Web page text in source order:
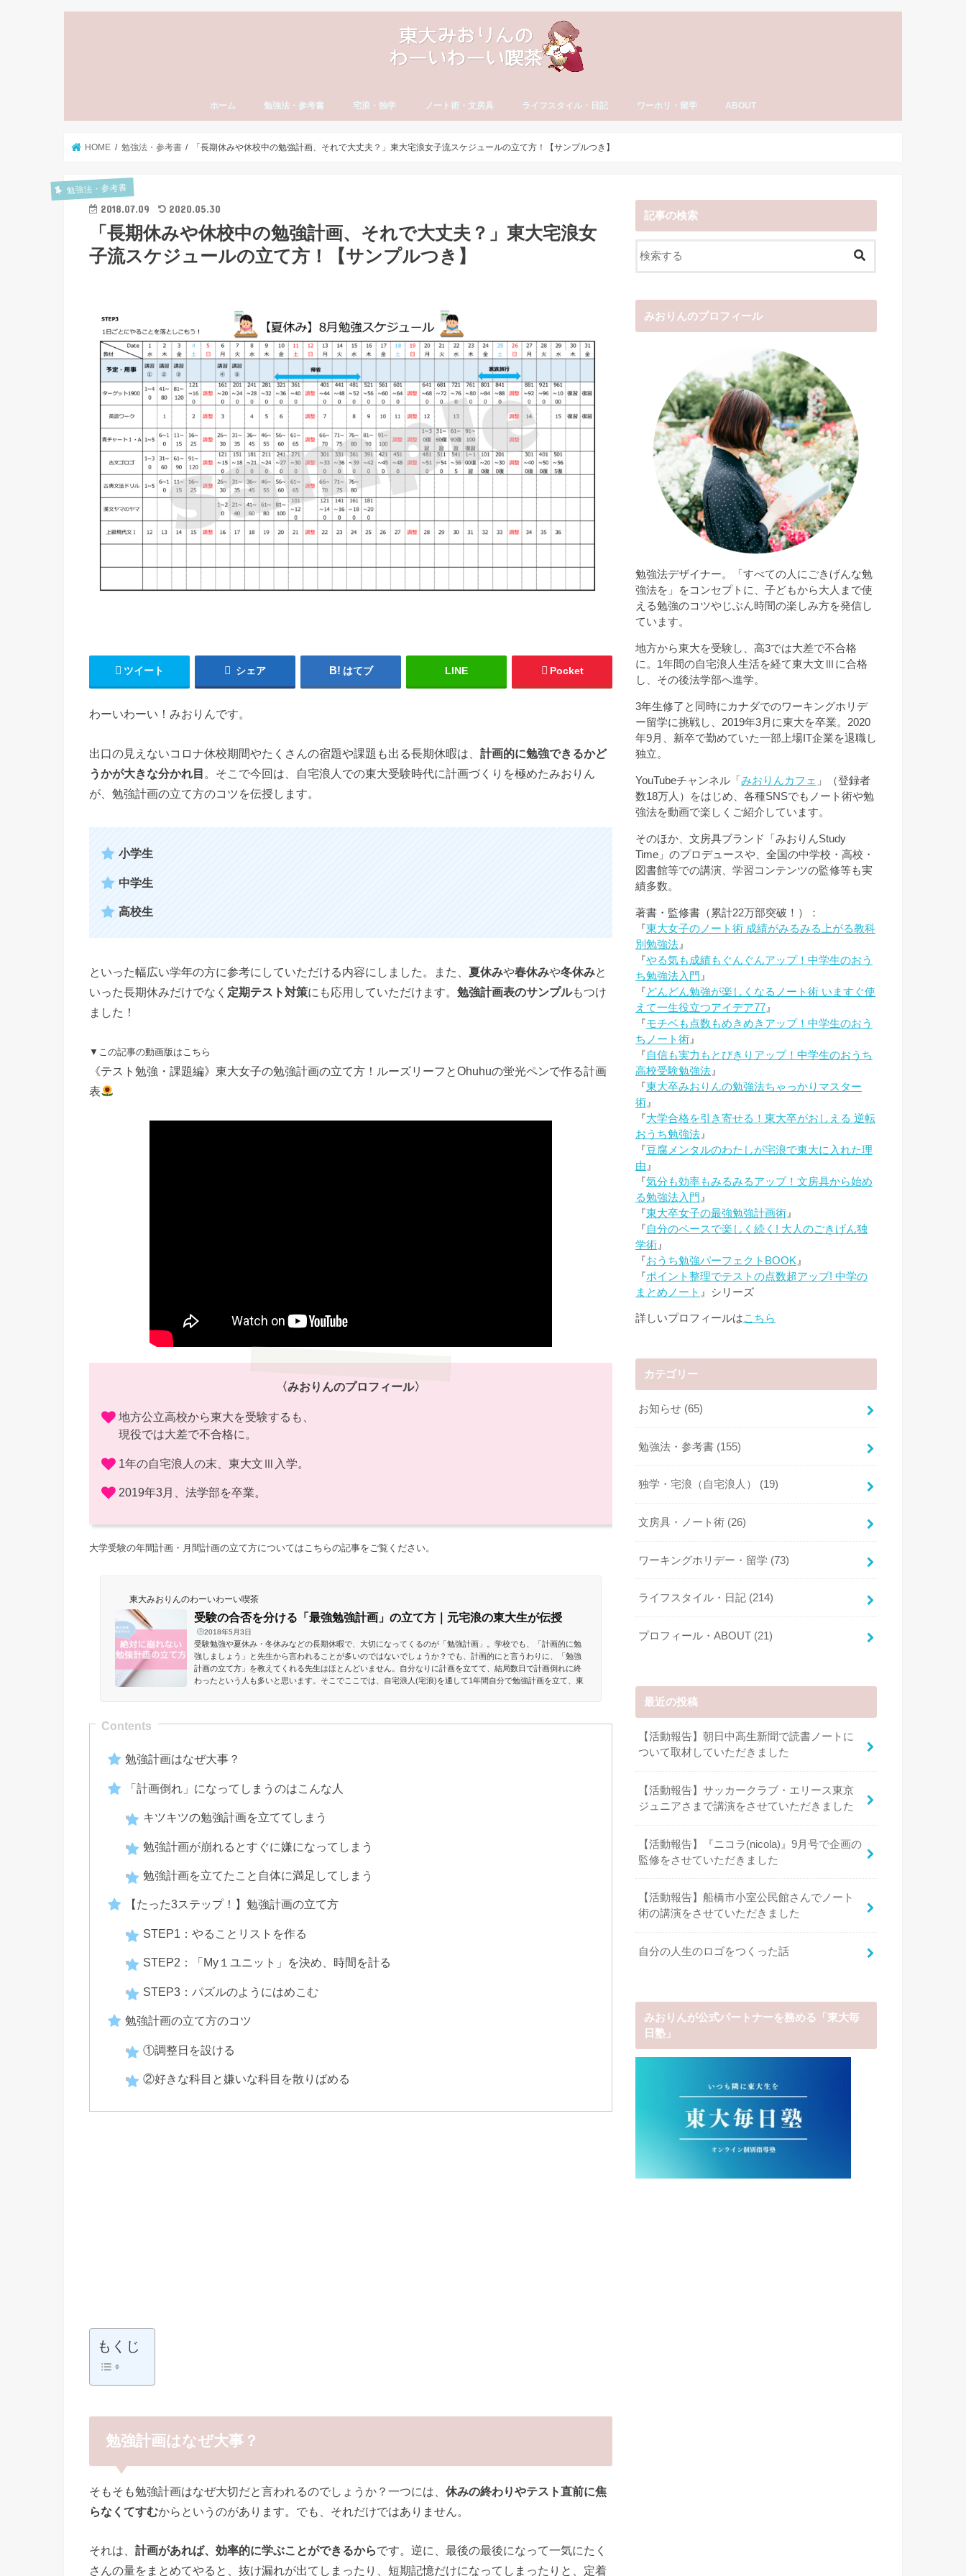
ホーム 勉強法・参考書 宅浪・独学 ノート術・文房具 ライフスタイル・日記 ワーホリ・留学 ABOUT
HOME 勉強法・参考書 「長期休みや休校中の勉強計画、それで大丈夫？」東大宅浪女子流スケジュールの立て方！【サンプルつき】
勉強法・参考書
2018.07.09 2020.05.30
「長期休みや休校中の勉強計画、それで大丈夫？」東大宅浪女
子流スケジュールの立て方！【サンプルつき】
ツイート シェア はてブ LINE Pocket
わーいわーい！みおりんです。
出口の見えないコロナ休校期間やたくさんの宿題や課題も出る長期休暇は、 計画的に勉強できるかど
うかが大きな分かれ目 。そこで今回は、自宅浪人での東大受験時代に計画づくりを極めたみおりん
が、勉強計画の立て方のコツを伝授します。
小学生
中学生
高校生
といった幅広い学年の方に参考にしていただける内容にしました。また、 夏休みや春休みや冬休みと
いった長期休みだけでなく 定期テスト対策にも応用していただけます。 勉強計画表のサンプルもつけ
ました！
▼この記事の動画版はこちら
《テスト勉強・課題編》東大女子の勉強計画の立て方！ルーズリーフとOhuhuの蛍光ペンで作る計画
表
〈みおりんのプロフィール〉
地方公立高校から東大を受験するも、
現役では大差で不合格に。
1年の自宅浪人の末、東大文Ⅲ入学。
2019年3月、法学部を卒業。
大学受験の年間計画・月間計画の立て方についてはこちらの記事をご覧ください。
東大みおりんのわーいわーい喫茶
受験の合否を分ける「最強勉強計画」の立て方｜元宅浪の東大生が伝授
2018年5月3日
受験勉強や夏休み・冬休みなどの長期休暇で、大切になってくるのが「勉強計画」。学校でも、「計画的に勉
強しましょう」と先生から言われることが多いのではないでしょうか？でも、計画的にと言うわりに、「勉強
計画の立て方」を教えてくれる先生はほとんどいません。自分なりに計画を立てて、結局数日で計画倒れに終
わったという人も多いと思います。そこでここでは、自宅浪人(宅浪)を通して1年間自分で勉強計画を立て、東
勉強計画はなぜ大事？
「計画倒れ」になってしまうのはこんな人
キツキツの勉強計画を立ててしまう
勉強計画が崩れるとすぐに嫌になってしまう
勉強計画を立てたこと自体に満足してしまう
【たった3ステップ！】勉強計画の立て方
STEP1：やることリストを作る
STEP2：「My１ユニット」を決め、時間を計る
STEP3：パズルのようにはめこむ
勉強計画の立て方のコツ
①調整日を設ける
②好きな科目と嫌いな科目を散りばめる
もくじ
勉強計画はなぜ大事？
そもそも勉強計画はなぜ大切だと言われるのでしょうか？一つには、 休みの終わりやテスト直前に焦
らなくてすむからというのがあります。でも、それだけではありません。
それは、 計画があれば、効率的に学ぶことができるからです。逆に、最後の最後になって一気にたく
さんの量をまとめてやると、抜け漏れが出てしまったり、短期記憶だけになってしまったりと、定着
記事の検索
みおりんのプロフィール
勉強法デザイナー。「すべての人にごきげんな勉
強法を」をコンセプトに、子どもから大人まで使
える勉強のコツやじぶん時間の楽しみ方を発信し
ています。
地方から東大を受験し、高3では大差で不合格
に。1年間の自宅浪人生活を経て東大文Ⅲに合格
し、その後法学部へ進学。
3年生修了と同時にカナダでのワーキングホリデ
ー留学に挑戦し、2019年3月に東大を卒業。2020
年9月、新卒で勤めていた一部上場IT企業を退職し
独立。
YouTubeチャンネル「 みおりんカフェ 」（登録者
数18万人）をはじめ、各種SNSでもノート術や勉
強法を動画で楽しくご紹介しています。
そのほか、文房具ブランド「みおりんStudy
Time」のプロデュースや、全国の中学校・高校・
図書館等での講演、学習コンテンツの監修等も実
績多数。
著書・監修書（累計22万部突破！）：
『東大女子のノート術 成績がみるみる上がる教科
別勉強法 』
『やる気も成績もぐんぐんアップ！中学生のおう
ち勉強法入門 』
『どんどん勉強が楽しくなるノート術 いますぐ使
えて一生役立つアイデア77 』
『モチベも点数もめきめきアップ！中学生のおう
ちノート術 』
『自信も実力もとびきりアップ！中学生のおうち
高校受験勉強法 』
『東大卒みおりんの勉強法ちゃっかりマスター
術 』
『大学合格を引き寄せる！東大卒がおしえる 逆転
おうち勉強法 』
『豆腐メンタルのわたしが宅浪で東大に入れた理
由 』
『気分も効率もみるみるアップ！文房具から始め
る勉強法入門 』
『東大卒女子の最強勉強計画術 』
『自分のペースで楽しく続く! 大人のごきげん独
学術 』
『おうち勉強パーフェクトBOOK 』
『ポイント整理でテストの点数超アップ! 中学の
まとめノート 』シリーズ
詳しいプロフィールはこちら
カテゴリー
お知らせ (65)
勉強法・参考書 (155)
独学・宅浪（自宅浪人） (19)
文房具・ノート術 (26)
ワーキングホリデー・留学 (73)
ライフスタイル・日記 (214)
プロフィール・ABOUT (21)
最近の投稿
【活動報告】朝日中高生新聞で読書ノートに
ついて取材していただきました
【活動報告】サッカークラブ・エリース東京
ジュニアさまで講演をさせていただきました
【活動報告】『ニコラ(nicola)』9月号で企画の
監修をさせていただきました
【活動報告】船橋市小室公民館さんでノート
術の講演をさせていただきました
自分の人生のロゴをつくった話
みおりんが公式パートナーを務める「東大毎
日塾」